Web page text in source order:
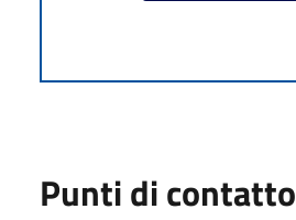
Punti di contatto